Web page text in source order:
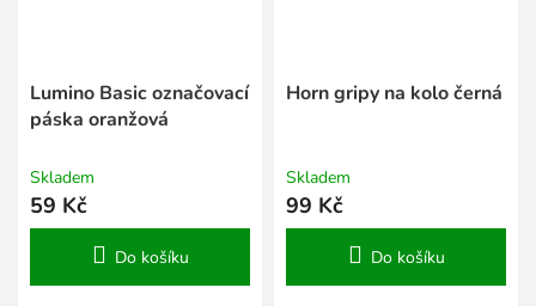
Lumino Basic označovací
páska oranžová
Skladem
59 Kč
Do košíku
Horn gripy na kolo černá
Skladem
99 Kč
Do košíku